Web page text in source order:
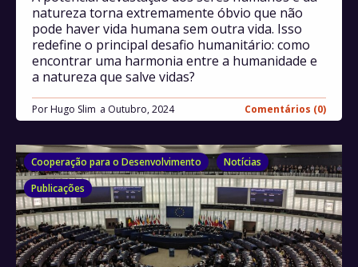
Por Hugo Slim Outubro, 2024 Comentários (0)
natureza torna extremamente óbvio que não
pode haver vida humana sem outra vida. Isso
redefine o principal desafio humanitário: como
encontrar uma harmonia entre a humanidade e
a natureza que salve vidas?
Cooperação para o Desenvolvimento
Notícias
Publicações